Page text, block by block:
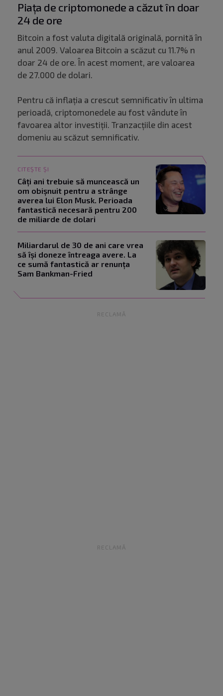
Piața de criptomonede a căzut în doar
24 de ore
Bitcoin a fost valuta digitală originală, pornită în
anul 2009. Valoarea Bitcoin a scăzut cu 11.7% n
doar 24 de ore. În acest moment, are valoarea
de 27.000 de dolari.
Pentru că inflația a crescut semnificativ în ultima
perioadă, criptomonedele au fost vândute în
favoarea altor investiții. Tranzacțiile din acest
domeniu au scăzut semnificativ.
CITEȘTE ȘI
Câți ani trebuie să muncească un
om obișnuit pentru a strânge
averea lui Elon Musk. Perioada
fantastică necesară pentru 200
de miliarde de dolari
Miliardarul de 30 de ani care vrea
să își doneze întreaga avere. La
ce sumă fantastică ar renunța
Sam Bankman-Fried
RECLAMĂ
RECLAMĂ